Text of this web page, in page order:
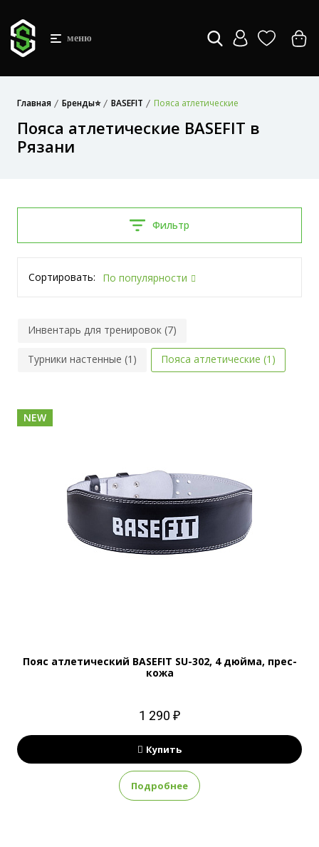
меню
Главная Бренды⭐ BASEFIT Пояса атлетические
Пояса атлетические BASEFIT в
Рязани
Фильтр
Сортировать: По популярности
Инвентарь для тренировок (7)
Турники настенные (1) Пояса атлетические (1)
NEW
Пояс атлетический BASEFIT SU-302, 4 дюйма, прес-
кожа
1 290 ₽
Купить
Подробнее